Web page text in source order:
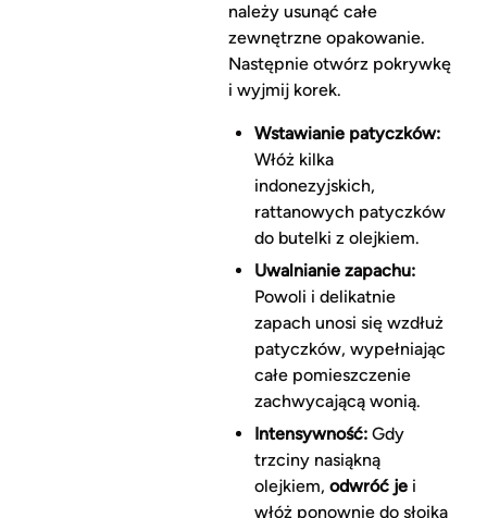
należy usunąć całe
zewnętrzne opakowanie.
Następnie otwórz pokrywkę
i wyjmij korek.
Wstawianie patyczków:
Włóż kilka
indonezyjskich,
rattanowych patyczków
do butelki z olejkiem.
Uwalnianie zapachu:
Powoli i delikatnie
zapach unosi się wzdłuż
patyczków, wypełniając
całe pomieszczenie
zachwycającą wonią.
Intensywność:Gdy
trzciny nasiąkną
olejkiem, odwróć jei
włóż ponownie do słoika